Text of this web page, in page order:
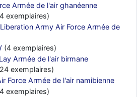
Armée de l'air ghanéenne
exemplaires)
Army Air Force Armée de
(4 exemplaires)
Armée de l'air birmane
exemplaires)
Force Armée de l'air namibienne
exemplaires)